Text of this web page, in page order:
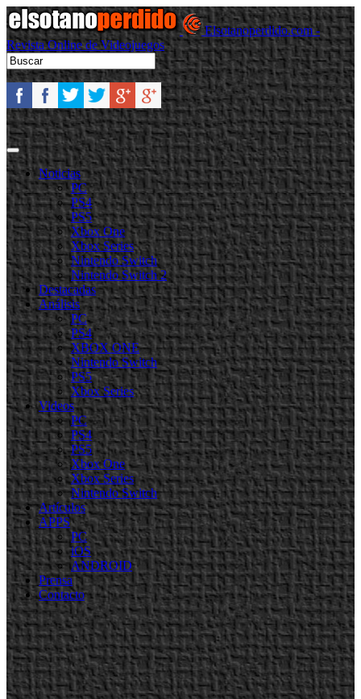
Elsotanoperdido.com -
Revista Online de Videojuegos
Noticias
PC
PS4
PS5
Xbox One
Xbox Series
Nintendo Switch
Nintendo Switch 2
Destacadas
Análisis
PC
PS4
XBOX ONE
Nintendo Switch
PS5
Xbox Series
Videos
PC
PS4
PS5
Xbox One
Xbox Series
Nintendo Switch
Artículos
APPS
PC
iOS
ANDROID
Prensa
Contacto